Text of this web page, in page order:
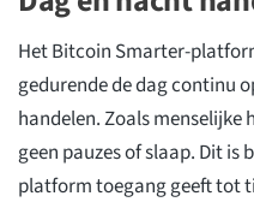
Het Bitcoin Smarter-
gedurende de dag continu
handelen. Zoals
geen pauzes of slaap. Dit
platform toegang geeft tot